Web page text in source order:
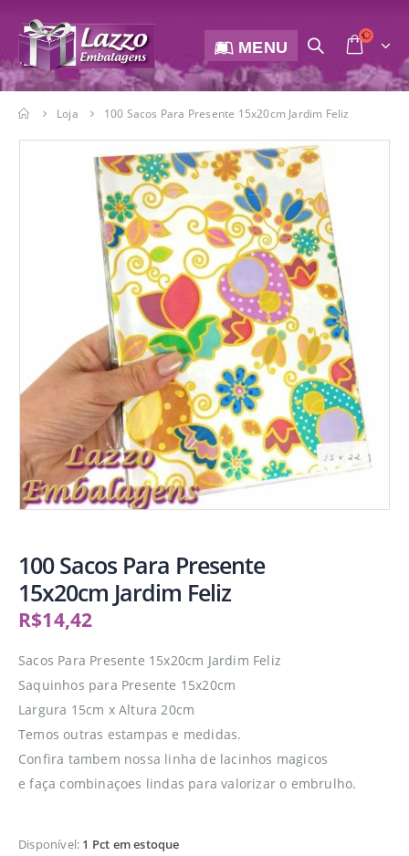
MENU
Loja 100 Sacos Para Presente 15x20cm Jardim Feliz
100 Sacos Para Presente
15x20cm Jardim Feliz
R$14,42
Sacos Para Presente 15x20cm Jardim Feliz
Saquinhos para Presente 15x20cm
Largura 15cm x Altura 20cm
Temos outras estampas e medidas.
Confira tambem nossa linha de lacinhos magicos
e faça combinaçoes lindas para valorizar o embrulho.
Disponível: 1 Pct em estoque